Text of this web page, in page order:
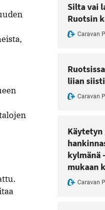
Silta vai
Ruotsin
Caravan
liian
Caravan
kylmänä
mukaan
Caravan